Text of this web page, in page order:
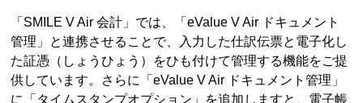
「SMILE V Air 会計」では、「eValue V Air ドキュメント
管理」と連携させることで、入力した仕訳伝票と電子化し
た証憑（しょうひょう）をひも付けて管理する機能をご提
供しています。さらに「eValue V Air ドキュメント管理」
に「タイムスタンプオプション」を追加しますと、電子帳